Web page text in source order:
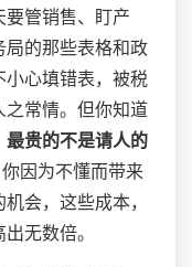
管销售、盯产
的那些表格和政
心填错表，被税
常情。但你知道
最贵的不是请人的
你因为不懂而带来
会，这些成本，
无数倍。